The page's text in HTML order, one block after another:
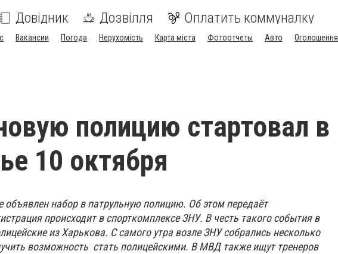
Довідник Дозвілля Оплатить коммуналку
Вакансии Погода Нерухомість Карта міста Фотоотчеты Авто
Оголошення
полицию стартовал в
10 октября
объявлен набор в патрульную полицию. Об этом передаёт
происходит в спорткомплексе ЗНУ. В честь такого события в
из Харькова. С самого утра возле ЗНУ собрались несколько
возможность стать полицейскими. В МВД также ищут тренеров